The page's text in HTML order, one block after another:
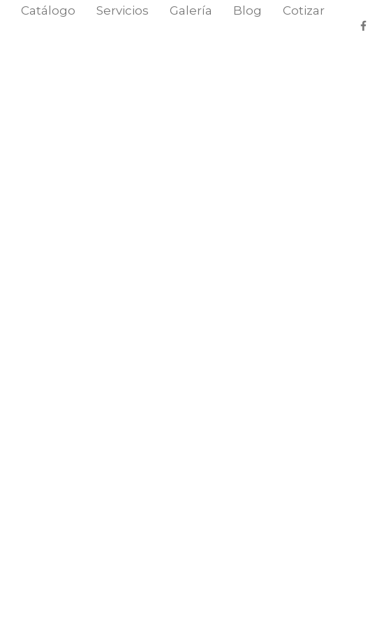
Catálogo Servicios Galería Blog Cotizar